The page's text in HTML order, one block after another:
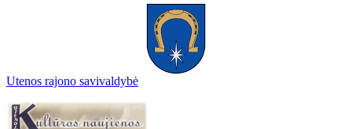
Utenos rajono savivaldybė